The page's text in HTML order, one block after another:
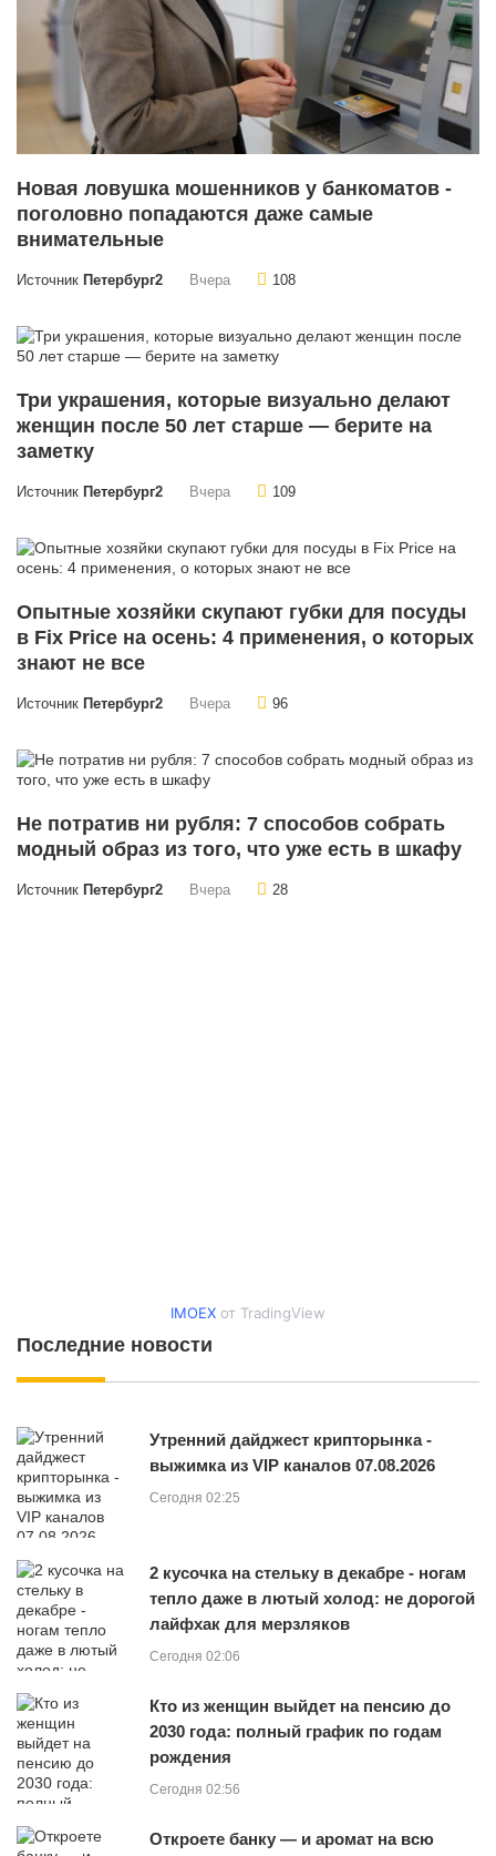
Новая ловушка мошенников у банкоматов -
поголовно попадаются даже самые
внимательные
Источник Петербург2 Вчера 108
Три украшения, которые визуально делают
женщин после 50 лет старше — берите на
заметку
Источник Петербург2 Вчера 109
Опытные хозяйки скупают губки для посуды
в Fix Price на осень: 4 применения, о которых
знают не все
Источник Петербург2 Вчера 96
Не потратив ни рубля: 7 способов собрать
модный образ из того, что уже есть в шкафу
Источник Петербург2 Вчера 28
IMOEX от TradingView
Последние новости
Утренний дайджест крипторынка -
выжимка из VIP каналов 07.08.2026
Сегодня 02:25
2 кусочка на стельку в декабре - ногам
тепло даже в лютый холод: не дорогой
лайфхак для мерзляков
Сегодня 02:06
Кто из женщин выйдет на пенсию до
2030 года: полный график по годам
рождения
Сегодня 02:56
Откроете банку — и аромат на всю